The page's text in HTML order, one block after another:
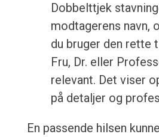
Dobbelttjek
modtagerens navn,
du bruger den rette
Fru, Dr. eller
relevant. Det viser
på detaljer og
En passende hilsen